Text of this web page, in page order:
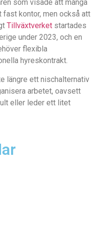
som visade att många
fast kontor, men också att
Tillväxtverket startades
under 2023, och en
flexibla
hyreskontrakt.
längre ett nischalternativ
arbetet, oavsett
eller leder ett litet